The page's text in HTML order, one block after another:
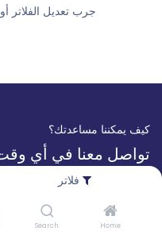
فلاتر
Home
Search
جرب تعديل الفلاتر
كيف يمكننا مساعدتك؟
تواصل معنا في أي
تواصل معنا
0126493648